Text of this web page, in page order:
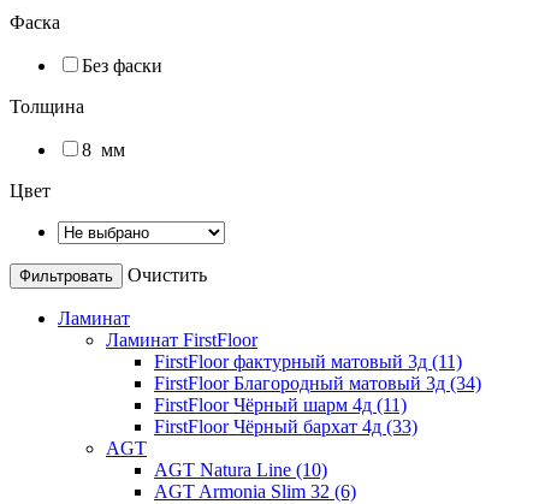
Фаска
Без фаски
Толщина
8 мм
Цвет
Очистить
Ламинат
Ламинат FirstFloor
FirstFloor фактурный матовый 3д (11)
FirstFloor Благородный матовый 3д (34)
FirstFloor Чёрный шарм 4д (11)
FirstFloor Чёрный бархат 4д (33)
AGT
AGT Natura Line (10)
AGT Armonia Slim 32 (6)